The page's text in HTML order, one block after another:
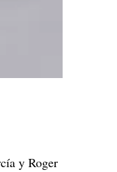
y Roger